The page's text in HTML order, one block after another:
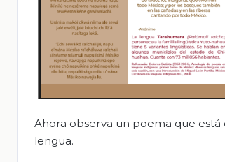
Ahora observa un poema que está
lengua.